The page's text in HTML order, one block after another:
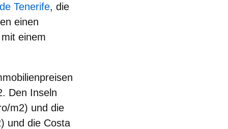
Tenerife, die
einen
einem
Den Inseln
m2) und die
und die Costa